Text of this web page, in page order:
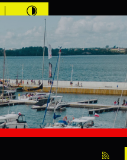
INWESTYCJE
samotnie na terenie